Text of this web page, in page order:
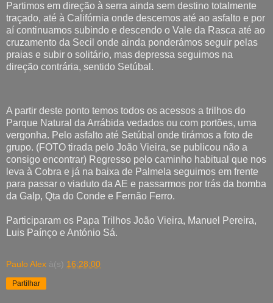
Partimos em direção à serra ainda sem destino totalmente
traçado, até à Califórnia onde descemos até ao asfalto e por
aí continuamos subindo e descendo o Vale da Rasca até ao
cruzamento da Secil onde ainda ponderámos seguir pelas
praias e subir o solitário, mas depressa seguimos na
direção contrária, sentido Setúbal.
A partir deste ponto temos todos os acessos a trilhos do
Parque Natural da Arrábida vedados ou com portões, uma
vergonha. Pelo asfalto até Setúbal onde tirámos a foto de
grupo. (FOTO tirada pelo João Vieira, se publicou não a
consigo encontrar) Regresso pelo caminho habitual que nos
leva à Cobra e já na baixa de Palmela seguimos em frente
para passar o viaduto da AE e passarmos por trás da bomba
da Galp, Qta do Conde e Fernão Ferro.
Participaram os Papa Trilhos João Vieira, Manuel Pereira,
Luis Paínço e António Sá.
Paulo Alex à(s) 16:28:00
Partilhar